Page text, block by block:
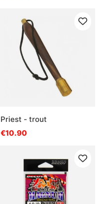
Priest - trout
€10.90